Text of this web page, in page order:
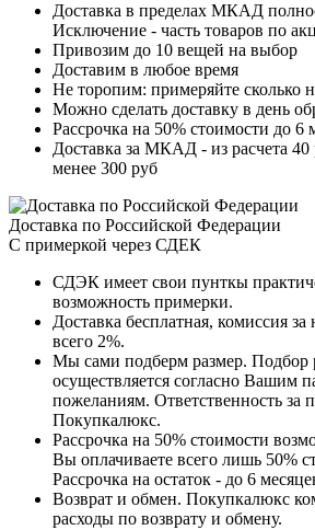
Доставка в пределах МКАД
Исключение - часть товаров по
Привозим до 10 вещей на выбор
Доставим в любое время
Не торопим: примеряйте сколько
Можно сделать доставку в день
Рассрочка на 50% стоимости до 6
Доставка за МКАД - из расчета
менее 300 руб
Доставка по Российской Федерации
С примеркой через СДЕК
СДЭК имеет свои пунткы
возможность примерки.
Доставка бесплатная, комиссия
всего 2%.
Мы сами подберм размер. Подбор
осуществляется согласно Вашим
пожеланиям. Ответственность за
Покупкалюкс.
Рассрочка на 50% стоимости
Вы оплачиваете всего лишь 50%
Рассрочка на остаток - до 6
Возврат и обмен. Покупкалюкс
расходы по возврату и обмену.